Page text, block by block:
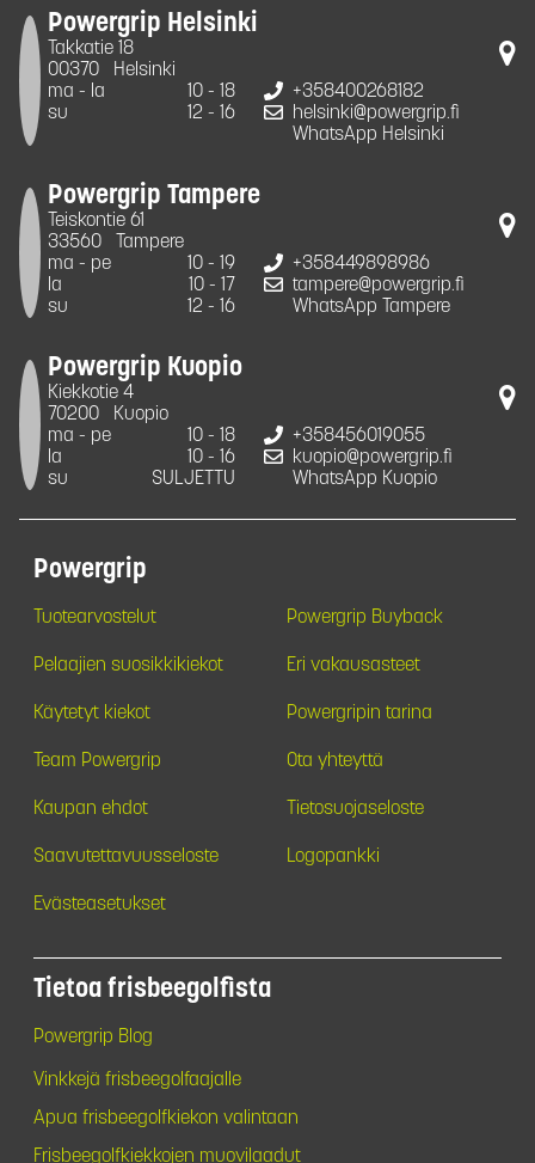
Powergrip Helsinki
Takkatie 18
00370
Helsinki
ma - la
10 - 18
su
12 - 16
+358400268182
helsinki@powergrip.fi
WhatsApp Helsinki
Powergrip Tampere
Teiskontie 61
33560
Tampere
ma - pe
10 - 19
la
10 - 17
su
12 - 16
+358449898986
tampere@powergrip.fi
WhatsApp Tampere
Powergrip Kuopio
Kiekkotie 4
70200
Kuopio
ma - pe
10 - 18
la
10 - 16
su
SULJETTU
+358456019055
kuopio@powergrip.fi
WhatsApp Kuopio
Powergrip
Tuotearvostelut Powergrip Buyback
Pelaajien suosikkikiekot Eri vakausasteet
Käytetyt kiekot Powergripin tarina
Team Powergrip Ota yhteyttä
Kaupan ehdot Tietosuojaseloste
Saavutettavuusseloste Logopankki
Evästeasetukset
Tietoa frisbeegolfista
Powergrip Blog
Vinkkejä frisbeegolfaajalle
Apua frisbeegolfkiekon valintaan
Frisbeegolfkiekkojen muovilaadut